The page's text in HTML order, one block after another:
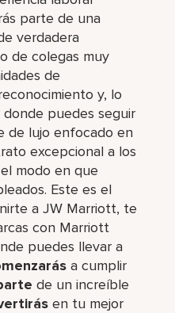
parte de una
verdadera
de colegas muy
de
y, lo
puedes seguir
de lujo enfocado en
excepcional a los
modo en que
Este es el
a JW Marriott, te
con Marriott
puedes llevar a
a cumplir
de un increíble​
en tu mejor